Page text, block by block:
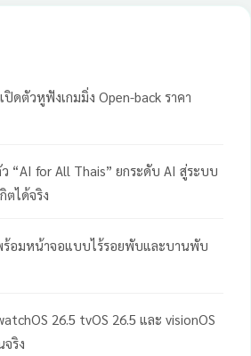
ปิดตัวหูฟังเกมมิ่ง Open-back ราคา
“AI for All Thais” ยกระดับ AI สู่ระบบ
ได้จริง
ร้อมหน้าจอแบบไร้รอยพับและบานพับ
26.5 tvOS 26.5 และ visionOS
ริง